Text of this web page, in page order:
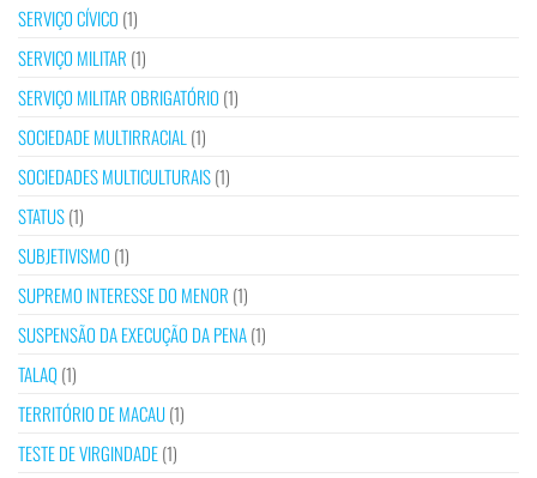
SERVIÇO CÍVICO (1)
SERVIÇO MILITAR (1)
SERVIÇO MILITAR OBRIGATÓRIO (1)
SOCIEDADE MULTIRRACIAL (1)
SOCIEDADES MULTICULTURAIS(1)
STATUS(1)
SUBJETIVISMO (1)
SUPREMO INTERESSE DO MENOR (1)
SUSPENSÃO DA EXECUÇÃO DA PENA(1)
TALAQ(1)
TERRITÓRIO DE MACAU(1)
TESTE DE VIRGINDADE(1)